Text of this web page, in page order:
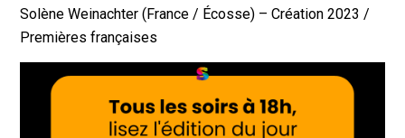
Solène Weinachter (France / Écosse) – Création 2023 /
Premières françaises